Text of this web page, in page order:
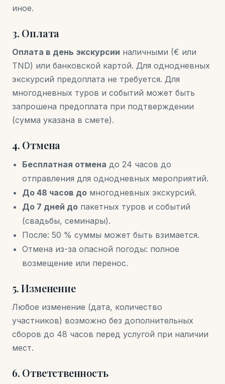
иное.
3. Оплата
Оплата в день экскурсии наличными (€ или
TND) или банковской картой. Для однодневных
экскурсий предоплата не требуется. Для
многодневных туров и событий может быть
запрошена предоплата при подтверждении
(сумма указана в смете).
4. Отмена
Бесплатная отмена до 24 часов до
отправления для однодневных мероприятий.
До 48 часов до многодневных экскурсий.
До 7 дней до пакетных туров и событий
(свадьбы, семинары).
После: 50 % суммы может быть взимается.
Отмена из-за опасной погоды: полное
возмещение или перенос.
5. Изменение
Любое изменение (дата, количество
участников) возможно без дополнительных
сборов до 48 часов перед услугой при наличии
мест.
6. Ответственность